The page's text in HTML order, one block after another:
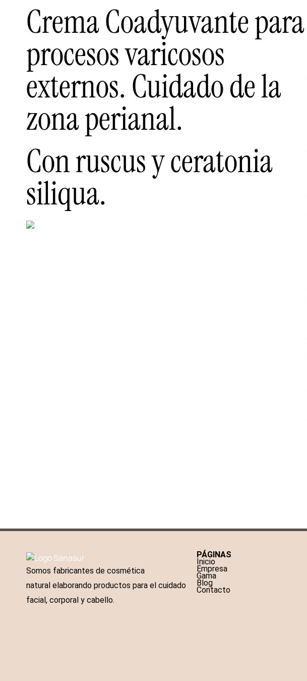
Crema Coadyuvante para
procesos varicosos
externos. Cuidado de la
zona perianal.
Con ruscus y ceratonia
siliqua.
Somos fabricantes de cosmética
natural elaborando productos para el cuidado
facial, corporal y cabello.
PÁGINAS
Inicio
Empresa
Gama
Blog
Contacto